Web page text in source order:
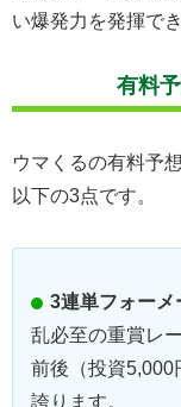
い爆発力を発揮で
有料
ウマくるの有料予
以下の3点です。
3連単フォーメ
乱必至の重賞レ
前後（投資5,000
誇ります。